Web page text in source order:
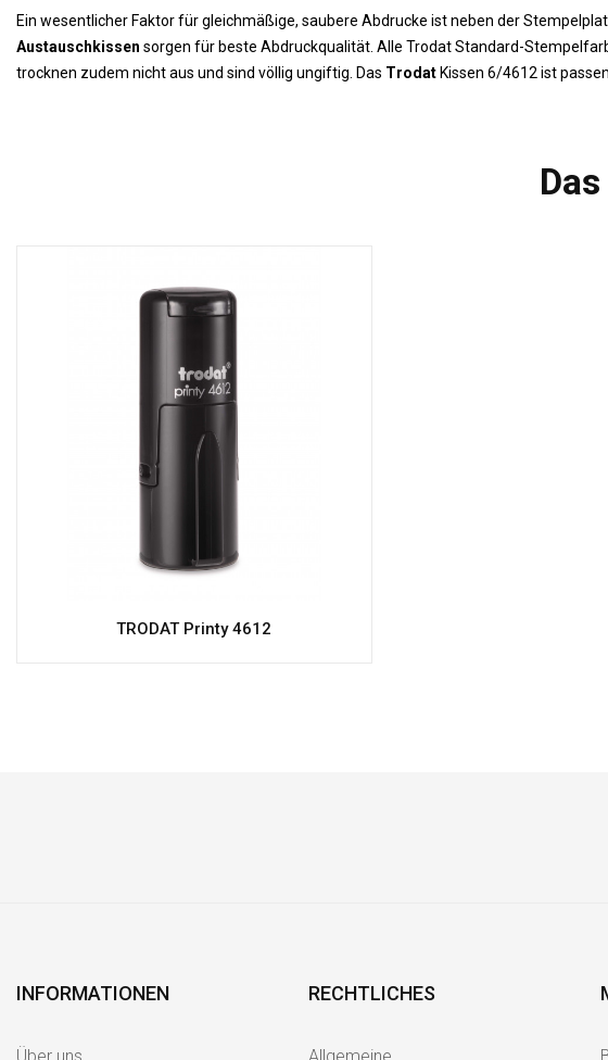
Ein wesentlicher Faktor für gleichmäßige, saubere Abdrucke ist neben der
Austauschkissen sorgen für beste Abdruckqualität. Alle Trodat Standard-
trocknen zudem nicht aus und sind völlig ungiftig. Das Trodat Kissen 6/4612 ist
TRODAT Printy 4612
INFORMATIONEN
Über uns
RECHTLICHES
Allgemeine